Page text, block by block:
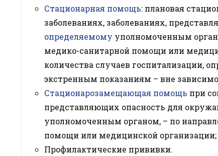
Стационарная помощь: плановая
заболеваниях, заболеваниях,
определяемому уполномоченным
медико-санитарной помощи или
количества случаев госпитализации,
экстренным показаниям – вне
Стационарозамещающая помощь при
представляющих опасность для
уполномоченным органом, – по
помощи или медицинской организации;
Профилактические прививки.